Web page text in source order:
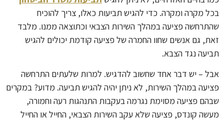
בכל מקרה ומקרה. כדי להגיש תביעות כאלו, צריך להוכיח
שהתרחשה פציעה במהלך השירות הצבאי וכתוצאה ממנו. מלבד
זאת, גם אנשים שחוו החמרה של פציעה קודמת יכולים להגיש
תביעה נגד הצבא.
אבל – יש דבר אחד שחשוב להדגיש. למרות שלעתים התרחשה
פציעה במהלך השירות, לא ניתן יהיה להגיש תביעה. מדוע? במקרים
שבהם פציעה מסוימת נגרמה בעקבות התנהגות רעה וחמורה,
מעשה קונדס, פציעה שלא עקב השירות הצבאי, החייל או החייל